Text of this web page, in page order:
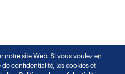
notre site Web. Si vous voulez en
confidentialité, les cookies et